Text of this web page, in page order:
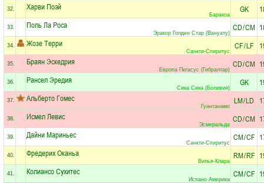
32. Харви Поэй
Баракоа
GK
33. Поль Ла Роса
Эракор Голден Стар (Вануату)
CD/CM
34. Жозе Терри
Санкти-Спиритус
CF/LF
35. Браян Эскедрия
Европа Пегасус (Гибралтар)
CD/CM
36. Рансел Эредия
Сика Сика (Боливия)
GK
37. Альберто Гомес
Гуантанамо
LM/LD
38. Исмел Левис
Эсмеральда
CD/CM
39. Дайни Мариньес
Санкти-Спиритус
CM/CF
40. Фредерих Оканьа
Вилья-Клара
RM/RF
41. Колиансо Сухитес
Испано Америка
CM/CF